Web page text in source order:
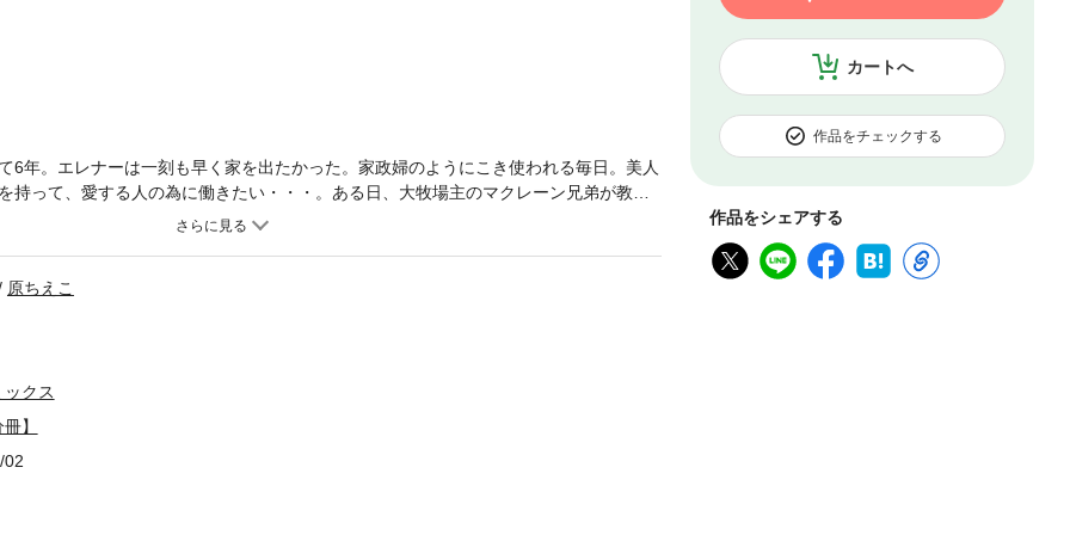
カートへ
作品をチェックする
作品をシェアする
6年。エレナーは一刻も早く家を出たかった。家政婦のようにこき使われる毎日。美人
持って、愛する人の為に働きたい・・・。ある日、大牧場主のマクレーン兄弟が教会
人は注目の的。その兄のルークにエレナーは突然求婚され!?
原ちえこ
クス
】
02